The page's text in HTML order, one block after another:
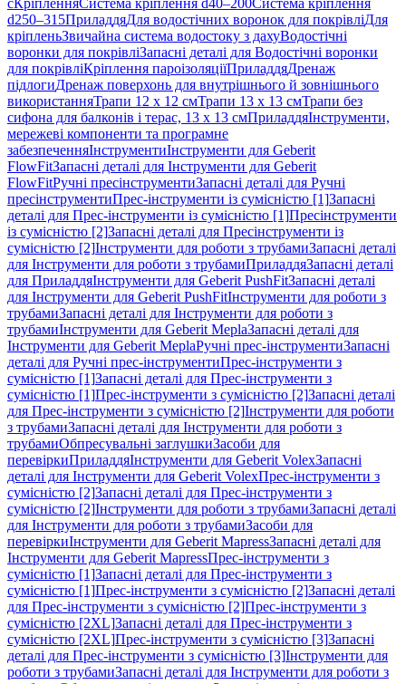
сКріпленняСистема кріплення d40–200Система кріплення
d250–315ПриладдяДля водостічних воронок для покрівліДля
кріпленьЗвичайна система водостоку з дахуВодостічні
воронки для покрівліЗапасні деталі для Водостічні воронки
для покрівліКріплення пароізоляціїПриладдяДренаж
підлогиДренаж поверхонь для внутрішнього й зовнішнього
використанняТрапи 12 x 12 смТрапи 13 x 13 смТрапи без
сифона для балконів і терас, 13 x 13 смПриладдяІнструменти,
мережеві компоненти та програмне
забезпеченняІнструментиІнструменти для Geberit
FlowFitЗапасні деталі для Інструменти для Geberit
FlowFitРучні пресінструментиЗапасні деталі для Ручні
пресінструментиПрес-інструменти із сумісністю [1]Запасні
деталі для Прес-інструменти із сумісністю [1]Пресінструменти
із сумісністю [2]Запасні деталі для Пресінструменти із
сумісністю [2]Інструменти для роботи з трубамиЗапасні деталі
для Інструменти для роботи з трубамиПриладдяЗапасні деталі
для ПриладдяІнструменти для Geberit PushFitЗапасні деталі
для Інструменти для Geberit PushFitІнструменти для роботи з
трубамиЗапасні деталі для Інструменти для роботи з
трубамиІнструменти для Geberit MeplaЗапасні деталі для
Інструменти для Geberit MeplaРучні прес-інструментиЗапасні
деталі для Ручні прес-інструментиПрес-інструменти з
сумісністю [1]Запасні деталі для Прес-інструменти з
сумісністю [1]Прес-інструменти з сумісністю [2]Запасні деталі
для Прес-інструменти з сумісністю [2]Інструменти для роботи
з трубамиЗапасні деталі для Інструменти для роботи з
трубамиОбпресувальні заглушкиЗасоби для
перевіркиПриладдяІнструменти для Geberit VolexЗапасні
деталі для Інструменти для Geberit VolexПрес-інструменти з
сумісністю [2]Запасні деталі для Прес-інструменти з
сумісністю [2]Інструменти для роботи з трубамиЗапасні деталі
для Інструменти для роботи з трубамиЗасоби для
перевіркиІнструменти для Geberit MapressЗапасні деталі для
Інструменти для Geberit MapressПрес-інструменти з
сумісністю [1]Запасні деталі для Прес-інструменти з
сумісністю [1]Прес-інструменти з сумісністю [2]Запасні деталі
для Прес-інструменти з сумісністю [2]Прес-інструменти з
сумісністю [2XL]Запасні деталі для Прес-інструменти з
сумісністю [2XL]Прес-інструменти з сумісністю [3]Запасні
деталі для Прес-інструменти з сумісністю [3]Інструменти для
роботи з трубамиЗапасні деталі для Інструменти для роботи з